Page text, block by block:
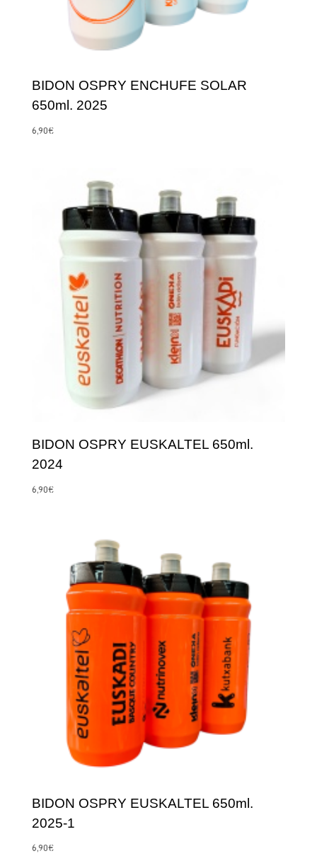
BIDON OSPRY ENCHUFE SOLAR
650ml. 2025
6,90€
BIDON OSPRY EUSKALTEL 650ml.
2024
6,90€
BIDON OSPRY EUSKALTEL 650ml.
2025-1
6,90€